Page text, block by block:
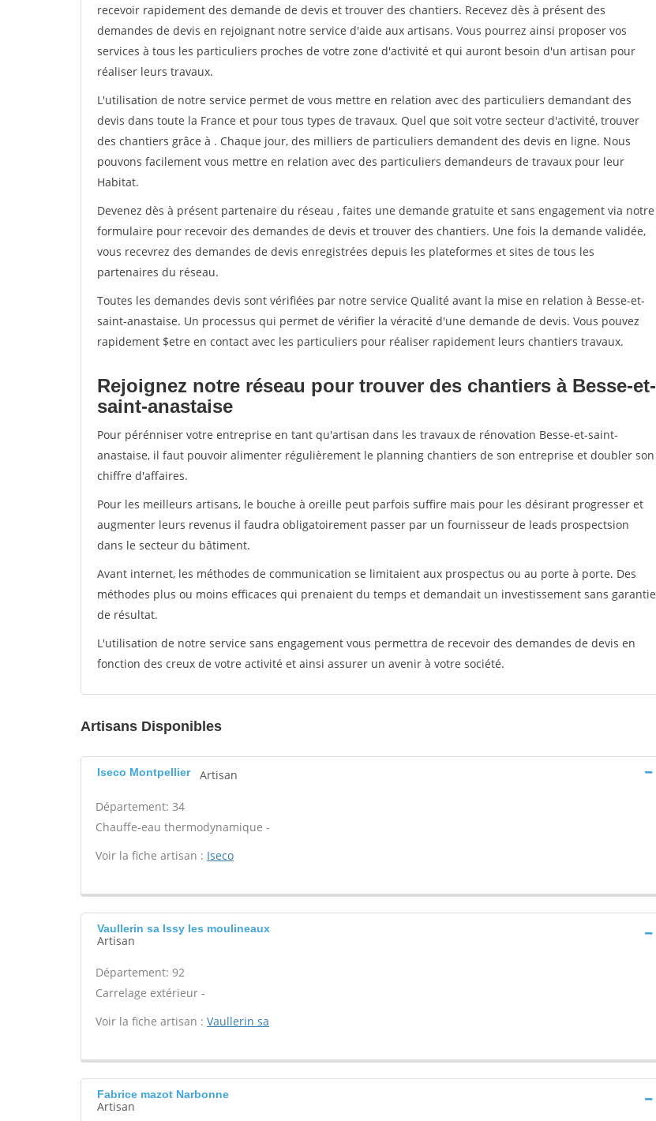
recevoir rapidement des demande de devis et trouver des chantiers. Recevez dès à présent des
demandes de devis en rejoignant notre service d'aide aux artisans. Vous pourrez ainsi proposer vos
services à tous les particuliers proches de votre zone d'activité et qui auront besoin d'un artisan pour
réaliser leurs travaux.
L'utilisation de notre service permet de vous mettre en relation avec des particuliers demandant des
devis dans toute la France et pour tous types de travaux. Quel que soit votre secteur d'activité, trouver
des chantiers grâce à . Chaque jour, des milliers de particuliers demandent des devis en ligne. Nous
pouvons facilement vous mettre en relation avec des particuliers demandeurs de travaux pour leur
Habitat.
Devenez dès à présent partenaire du réseau , faites une demande gratuite et sans engagement via notre
formulaire pour recevoir des demandes de devis et trouver des chantiers. Une fois la demande validée,
vous recevrez des demandes de devis enregistrées depuis les plateformes et sites de tous les
partenaires du réseau.
Toutes les demandes devis sont vérifiées par notre service Qualité avant la mise en relation à Besse-et-
saint-anastaise. Un processus qui permet de vérifier la véracité d'une demande de devis. Vous pouvez
rapidement $etre en contact avec les particuliers pour réaliser rapidement leurs chantiers travaux.
Rejoignez notre réseau pour trouver des chantiers à Besse-et-
saint-anastaise
Pour pérénniser votre entreprise en tant qu'artisan dans les travaux de rénovation Besse-et-saint-
anastaise, il faut pouvoir alimenter régulièrement le planning chantiers de son entreprise et doubler son
chiffre d'affaires.
Pour les meilleurs artisans, le bouche à oreille peut parfois suffire mais pour les désirant progresser et
augmenter leurs revenus il faudra obligatoirement passer par un fournisseur de leads prospectsion
dans le secteur du bâtiment.
Avant internet, les méthodes de communication se limitaient aux prospectus ou au porte à porte. Des
méthodes plus ou moins efficaces qui prenaient du temps et demandait un investissement sans garantie
de résultat.
L'utilisation de notre service sans engagement vous permettra de recevoir des demandes de devis en
fonction des creux de votre activité et ainsi assurer un avenir à votre société.
Artisans Disponibles
Iseco Montpellier Artisan
Département: 34
Chauffe-eau thermodynamique -
Voir la fiche artisan : Iseco
Vaullerin sa Issy les moulineaux
Artisan
Département: 92
Carrelage extérieur -
Voir la fiche artisan : Vaullerin sa
Fabrice mazot Narbonne
Artisan